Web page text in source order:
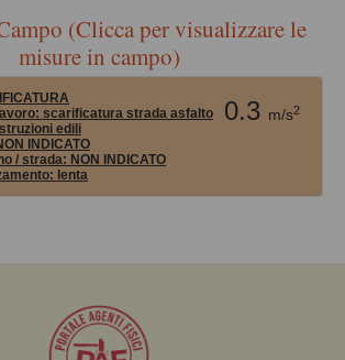
(Clicca per visualizzare le
misure in campo)
0.3 m/s2
scarificatura strada asfalto
edili
INDICATO
/ strada: NON INDICATO
lenta